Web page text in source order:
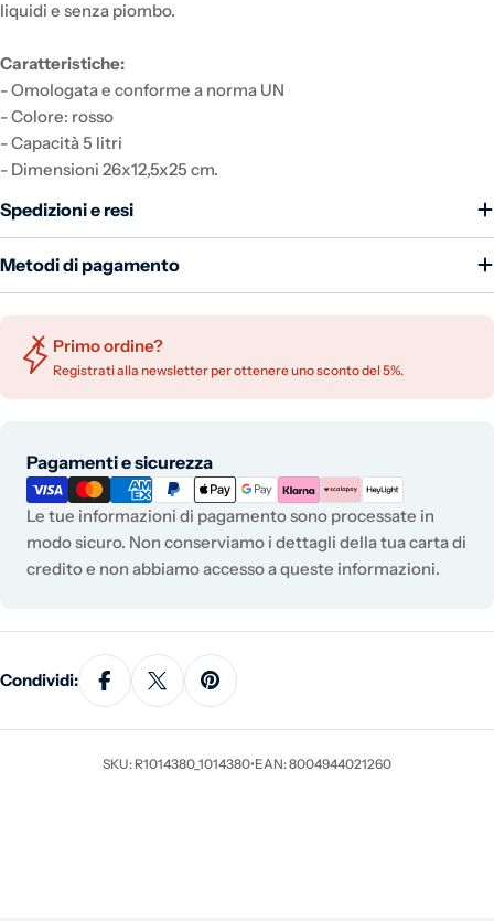
liquidi e senza piombo.
Caratteristiche:
- Omologata e conforme a norma UN
- Colore: rosso
- Capacità 5 litri
- Dimensioni 26x12,5x25 cm.
Spedizioni e resi
Metodi di pagamento
Primo ordine?
Registrati alla newsletter per ottenere uno sconto del 5%.
Pagamenti e sicurezza
Metodi di pagamento
Le tue informazioni di pagamento sono processate in
modo sicuro. Non conserviamo i dettagli della tua carta di
credito e non abbiamo accesso a queste informazioni.
Condividi:
SKU: R1014380_1014380•EAN: 8004944021260